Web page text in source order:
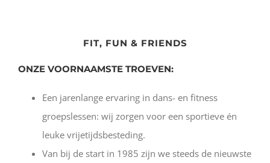
FIT, FUN & FRIENDS
ONZE VOORNAAMSTE TROEVEN:
Een jarenlange ervaring in dans- en fitness
groepslessen: wij zorgen voor een sportieve én
leuke vrijetijdsbesteding.
Van bij de start in 1985 zijn we steeds de nieuwste